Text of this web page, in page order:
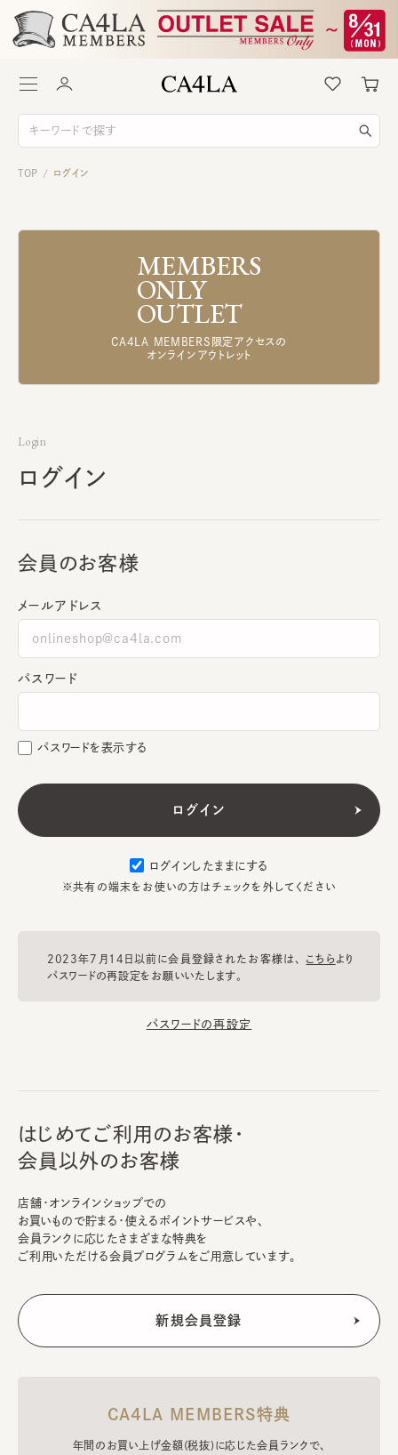
TOP / ログイン
MEMBERS
ONLY
OUTLET
CA4LA MEMBERS限定アクセスの
オンラインアウトレット
Login
ログイン
会員のお客様
メールアドレス
パスワード
パスワードを表示する
ログインしたままにする
※共有の端末をお使いの方はチェックを外してください
2023年7月14日以前に会員登録されたお客様は、 こちらより
パスワードの再設定をお願いいたします。
パスワードの再設定
はじめてご利用のお客様・
会員以外のお客様
店舗・オンラインショップでの
お買いもので貯まる・使えるポイントサービスや、
会員ランクに応じたさまざまな特典を
ご利用いただける会員プログラムをご用意しています。
CA4LA MEMBERS特典
年間のお買い上げ金額(税抜)に応じた会員ランクで、